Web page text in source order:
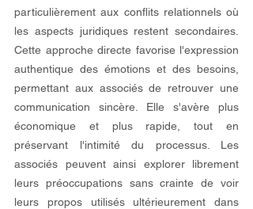
particulièrement aux conflits relationnels où
les aspects juridiques restent secondaires.
Cette approche directe favorise l'expression
authentique des émotions et des besoins,
permettant aux associés de retrouver une
communication sincère. Elle s'avère plus
économique et plus rapide, tout en
préservant l'intimité du processus. Les
associés peuvent ainsi explorer librement
leurs préoccupations sans crainte de voir
leurs propos utilisés ultérieurement dans